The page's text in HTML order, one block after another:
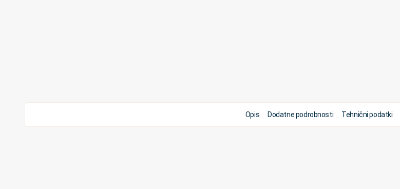
Opis Dodatne podrobnosti Tehnični podatki